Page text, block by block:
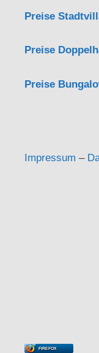
Preise
Preise
Preise
Impressum –
FIREFOX